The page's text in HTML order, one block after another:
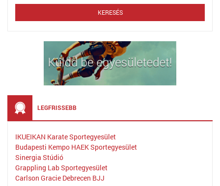
LEGFRISSEBB
IKUEIKAN Karate Sportegyesület
Budapesti Kempo HAEK Sportegyesület
Sinergia Stúdió
Grappling Lab Sportegyesület
Carlson Gracie Debrecen BJJ